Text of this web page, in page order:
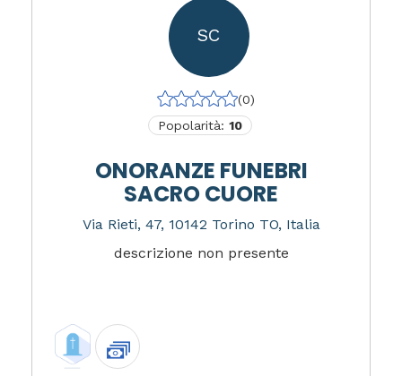
SC
(0)
Popolarità: 10
ONORANZE FUNEBRI
SACRO CUORE
Via Rieti, 47, 10142 Torino TO, Italia
descrizione non presente